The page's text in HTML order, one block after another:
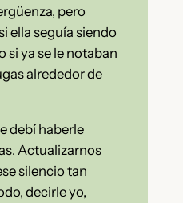
pero
ella seguía siendo
si ya se le notaban
alrededor de
debí haberle
Actualizarnos
silencio tan
decirle yo,